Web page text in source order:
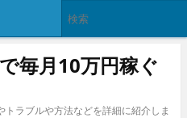
毎月10万円稼ぐ
ラブルや方法などを詳細に紹介しま